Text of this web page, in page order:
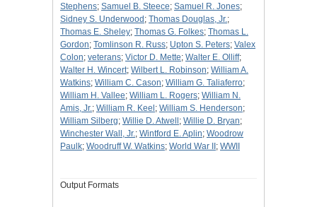
Stephens; Samuel B. Steece; Samuel R. Jones;
Sidney S. Underwood ; Thomas Douglas, Jr.;
Thomas E. Sheley; Thomas G. Folkes; Thomas L.
Gordon; Tomlinson R. Russ; Upton S. Peters; Valex
Colon; veterans; Victor D. Mette; Walter E. Olliff;
Walter H. Wincert; Wilbert L. Robinson; William A.
Watkins; William C. Cason; William G. Taliaferro;
William H. Vallee; William L. Rogers; William N.
Amis, Jr.; William R. Keel ; William S. Henderson;
William Silberg; Willie D. Atwell ; Willie D. Bryan;
Winchester Wall, Jr.; Wintford E. Aplin; Woodrow
Paulk; Woodruff W. Watkins; World War II ; WWII
Output Formats